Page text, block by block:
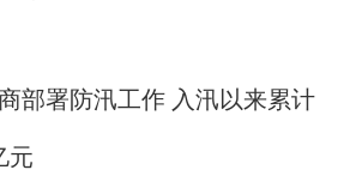
部署防汛工作 入汛以来累计
元